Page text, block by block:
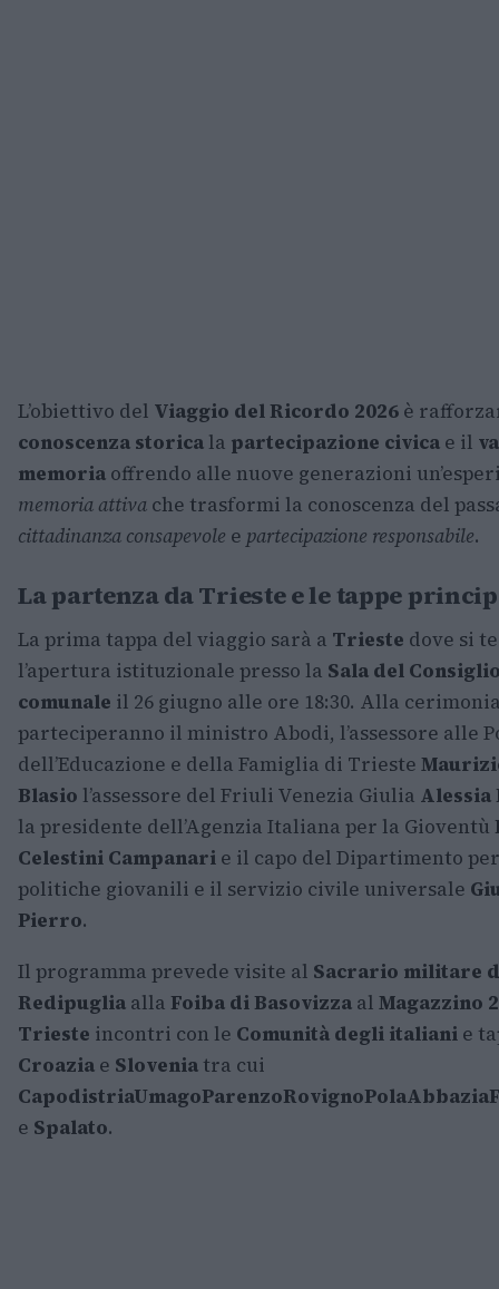
L’obiettivo del Viaggio del Ricordo 2026 è
conoscenza storica la partecipazione civica e il
memoria offrendo alle nuove generazioni
memoria attiva che trasformi la conoscenza del
cittadinanza consapevole e partecipazione responsabile.
La partenza da Trieste e le tappe
La prima tappa del viaggio sarà a Trieste dove si
l’apertura istituzionale presso la Sala del
comunale il 26 giugno alle ore 18:30. Alla
parteciperanno il ministro Abodi, l’assessore alle
dell’Educazione e della Famiglia di Trieste
Blasio l’assessore del Friuli Venezia Giulia Alessia
la presidente dell’Agenzia Italiana per la Gioventù
Celestini Campanari e il capo del Dipartimento
politiche giovanili e il servizio civile universale
Pierro.
Il programma prevede visite al Sacrario militare
Redipuglia alla Foiba di Basovizza al Magazzino
Trieste incontri con le Comunità degli italiani e
Croazia e Slovenia tra cui
CapodistriaUmagoParenzoRovignoPolaAbbazia
e Spalato.